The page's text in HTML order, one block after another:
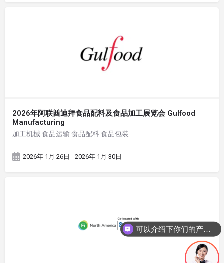
2026年阿联酋迪拜食品配料及食品加工展览会 Gulfood
Manufacturing
加工机械 食品运输 食品配料 食品包装
2026年 1月 26日 - 2026年 1月 30日
可以介绍下你们的产品么